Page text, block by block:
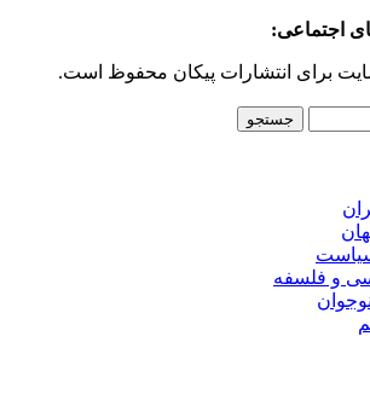
اجتماعی:
برای انتشارات پیکان محفوظ است.
جستجو
و فلسفه